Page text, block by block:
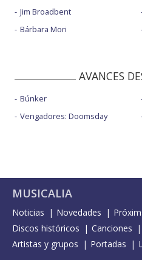
Jim Broadbent
Bárbara Mori
AVANCES
Búnker
Vengadores: Doomsday
MUSICALIA
Noticias Novedades
Discos históricos
Canciones
Artistas y grupos
Portadas